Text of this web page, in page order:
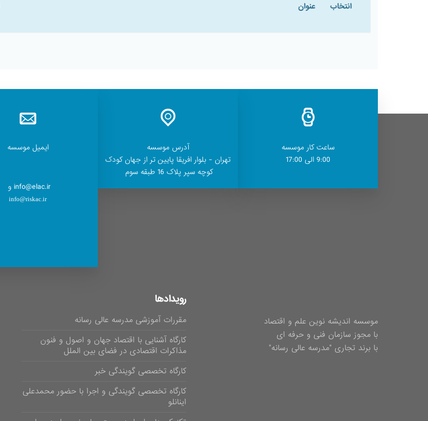
انتخاب عنوان
ساعت کار موسسه
9:00 الی 17:00
آدرس موسسه
تهران - بلوار افریقا پایین تر از جهان کودک
کوچه سپر پلاک 16 طبقه سوم
ایمیل موسسه
info@elac.ir و
info@riskac.ir
موسسه اندیشه نوین علم و اقتصاد
با مجوز سازمان فنی و حرفه ای
با برند تجاری "مدرسه عالی رسانه"
رویدادها
مقررات آموزشی مدرسه عالی رسانه
کارگاه آشنایی با اقتصاد جهان و اصول و فنون
مذاکرات اقتصادی در فضای بین الملل
کارگاه تخصصی گویندگی خبر
کارگاه تخصصی گویندگی و اجرا با حضور محمدعلی
اینانلو